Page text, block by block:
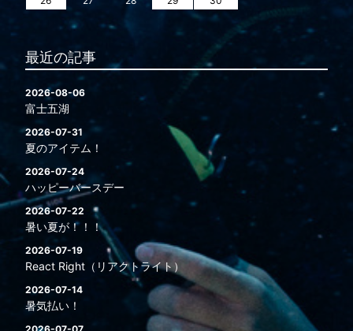
最近の記事
2026-08-06
富士五湖
2026-07-31
夏のアイテム！
2026-07-24
ハッピーバースデー
2026-07-22
暑い夏が！！！
2026-07-19
React Right（リアクトライト）
2026-07-14
暑気払い！